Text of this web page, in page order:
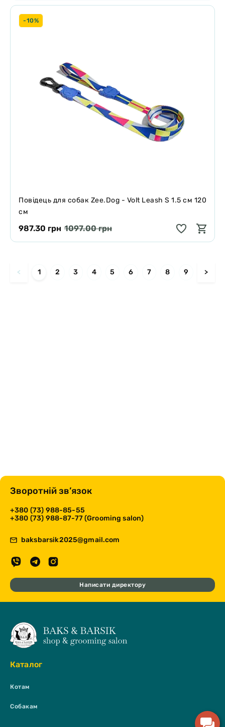
-10%
Повідець для собак Zee.Dog - Volt Leash S 1.5 см 120
см
987.30 грн 1097.00 грн
< 1 2 3 4 5 6 7 8 9 >
Зворотній зв’язок
+380 (73) 988-85-55
+380 (73) 988-87-77 (Grooming salon)
baksbarsik2025@gmail.com
Написати директору
Каталог
Котам
Собакам